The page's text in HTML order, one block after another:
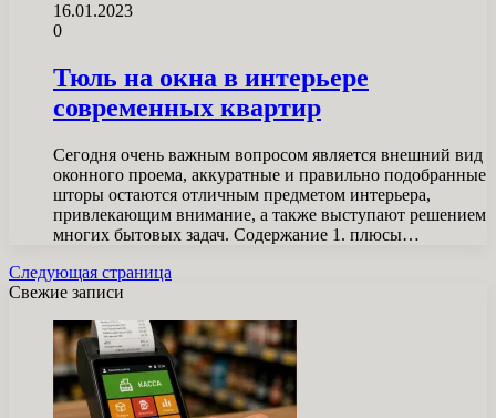
16.01.2023
0
Тюль на окна в интерьере
современных квартир
Сегодня очень важным вопросом является внешний вид
оконного проема, аккуратные и правильно подобранные
шторы остаются отличным предметом интерьера,
привлекающим внимание, а также выступают решением
многих бытовых задач. Содержание 1. плюсы…
Следующая страница
Свежие записи